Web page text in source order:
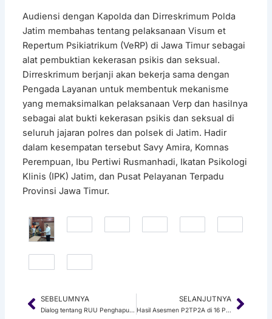
Audiensi dengan Kapolda dan Dirreskrimum Polda
Jatim membahas tentang pelaksanaan Visum et
Repertum Psikiatrikum (VeRP) di Jawa Timur sebagai
alat pembuktian kekerasan psikis dan seksual.
Dirreskrimum berjanji akan bekerja sama dengan
Pengada Layanan untuk membentuk mekanisme
yang memaksimalkan pelaksanaan Verp dan hasilnya
sebagai alat bukti kekerasan psikis dan seksual di
seluruh jajaran polres dan polsek di Jatim. Hadir
dalam kesempatan tersebut Savy Amira, Komnas
Perempuan, Ibu Pertiwi Rusmanhadi, Ikatan Psikologi
Klinis (IPK) Jatim, dan Pusat Pelayanan Terpadu
Provinsi Jawa Timur.
Prev
SEBELUMNYA
Dialog tentang RUU Penghapusan Kekerasan Seksual
SELANJUTNYA
Hasil Asesmen P2TP2A di 16 Provinsi di IndonesiaNext